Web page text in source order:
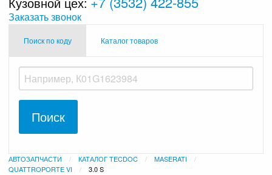
Заказать звонок
Поиск по коду Каталог товаров
АВТОЗАПЧАСТИ КАТАЛОГ TECDOC
MASERATI
QUATTROPORTE VI
ТЕКУЩАЯ:
3.0 S